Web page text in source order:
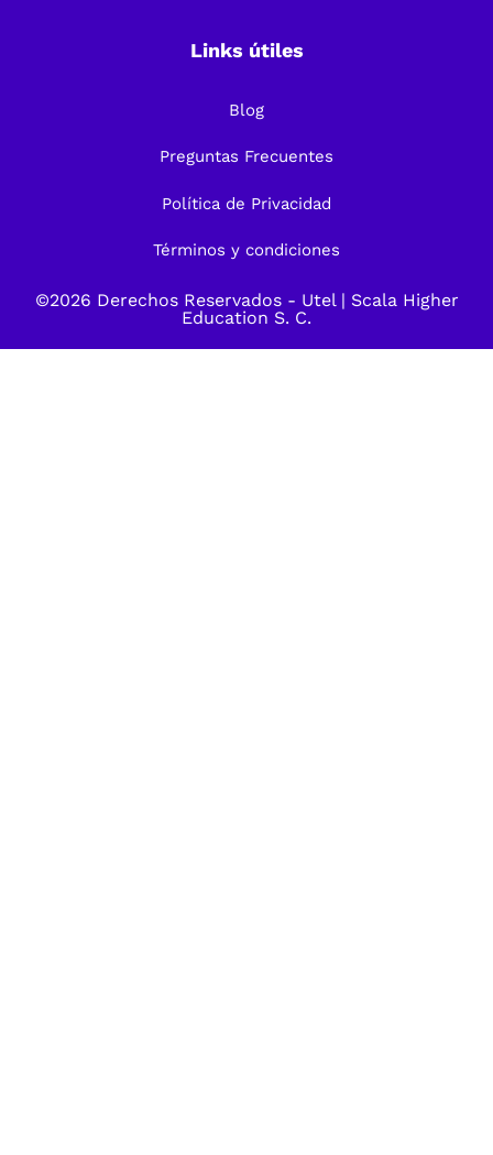
Links útiles
Blog
Preguntas Frecuentes
Política de Privacidad
Términos y condiciones
©2026 Derechos Reservados - Utel | Scala Higher
Education S. C.